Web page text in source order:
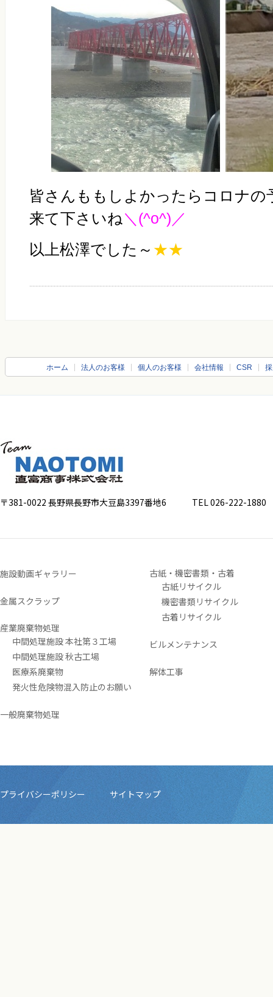
皆さんももしよかったらコロナの
来て下さいね＼(^o^)／
以上松澤でした～ ★★
ホーム 法人のお客様 個人のお客様 会社情報 CSR
〒381-0022 長野県長野市大豆島3397番地6 TEL 026-222-1880
施設動画ギャラリー
金属スクラップ
産業廃棄物処理
中間処理施設 本社第３工場
中間処理施設 秋古工場
医療系廃棄物
発火性危険物混入防止のお願い
一般廃棄物処理
古紙・機密書類・古着
古紙リサイクル
機密書類リサイクル
古着リサイクル
ビルメンテナンス
解体工事
プライバシーポリシー サイトマップ